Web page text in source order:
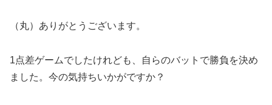
（丸）ありがとうございます。
1点差ゲームでしたけれども、自らのバットで勝負を決め
ました。今の気持ちいかがですか？